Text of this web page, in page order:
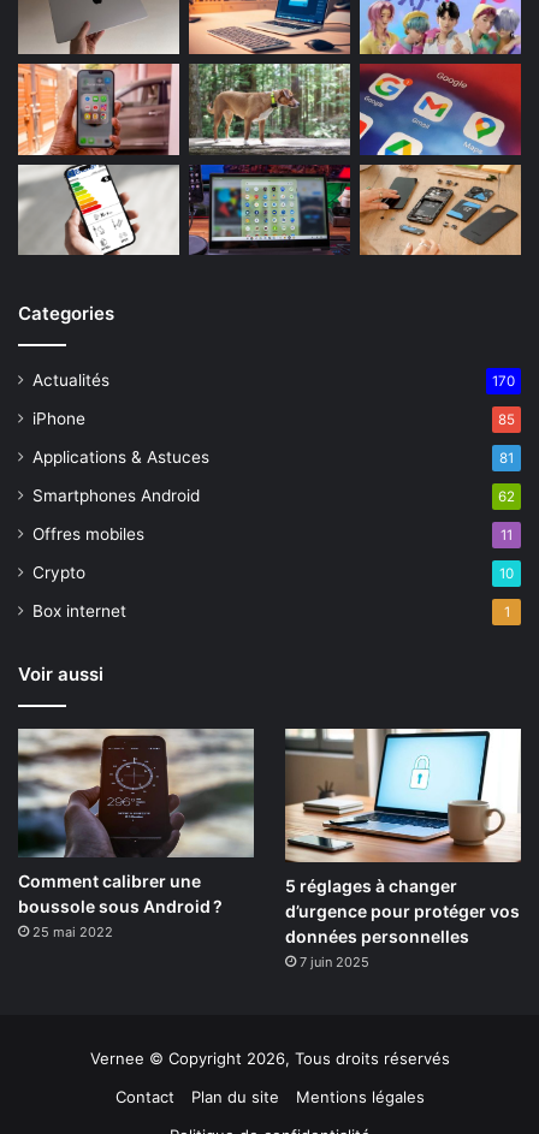
Categories
Actualités 170
iPhone 85
Applications & Astuces 81
Smartphones Android 62
Offres mobiles 11
Crypto 10
Box internet 1
Voir aussi
Comment calibrer une
boussole sous Android ?
25 mai 2022
5 réglages à changer
d’urgence pour protéger vos
données personnelles
7 juin 2025
Vernee © Copyright 2026, Tous droits réservés
Contact
Plan du site
Mentions légales